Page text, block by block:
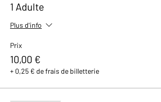
1 Adulte
Plus d'info
Prix
10,00 €
+ 0,25 € de frais de billetterie